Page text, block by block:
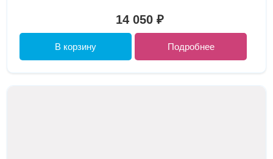
14 050 ₽
В корзину Подробнее